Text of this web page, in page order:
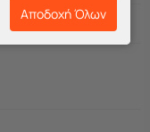
Αποδοχή Όλων